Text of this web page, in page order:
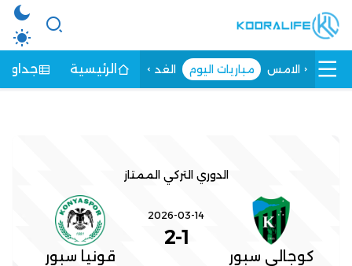
الامس مباريات اليوم الغد الرئيسية جداول
الدوري التركي الممتاز
كوجالي سبور
2026-03-14
1
-
2
قونيا سبور